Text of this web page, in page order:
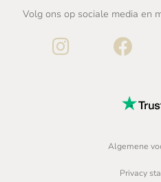
Volg ons op sociale media en
Algemene
Privacy